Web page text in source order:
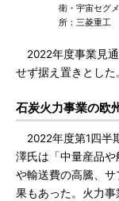
衛・宇宙セグ
所：三菱重工
2022年度事業見
せず据え置きとした
石炭火力事業の欧
2022年度第1四半
澤氏は「中量産品
や輸送費の高騰、
果もあった。火力